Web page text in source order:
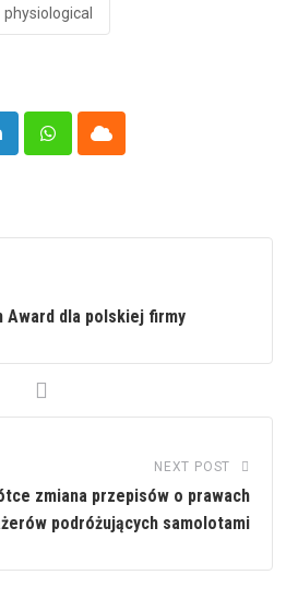
physiological
WhatsappCloud
Award dla polskiej firmy
NEXT POST
zmiana przepisów o prawach
podróżujących samolotami